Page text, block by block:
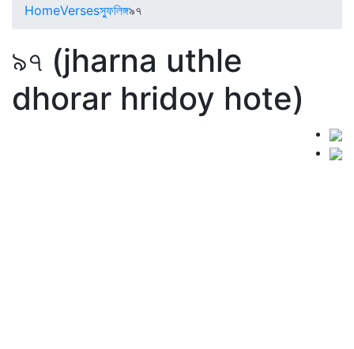
HomeVersesস্ফুলিঙ্গ৯৭
৯৭ (jharna uthle
dhorar hridoy hote)